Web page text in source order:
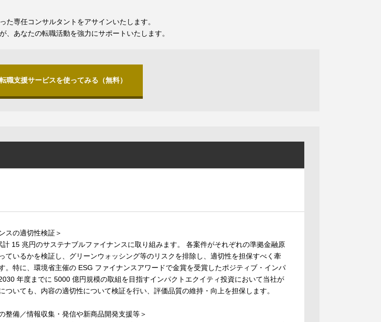
た専任コンサルタントをアサインいたします。
、あなたの転職活動を強力にサポートいたします。
職支援サービスを使ってみる（無料）
スの適切性検証＞
15 兆円のサステナブルファイナンスに取り組みます。 各案件がそれぞれの準拠金融原
ているかを検証し、グリーンウォッシング等のリスクを排除し、適切性を担保すべく牽
。特に、環境省主催の ESG ファイナンスアワードで金賞を受賞したポジティブ・インパ
年度までに 5000 億円規模の取組を目指すインパクトエクイティ投資において当社が
ついても、内容の適切性について検証を行い、評価品質の維持・向上を担保します。
整備／情報収集・発信や新商品開発支援等＞